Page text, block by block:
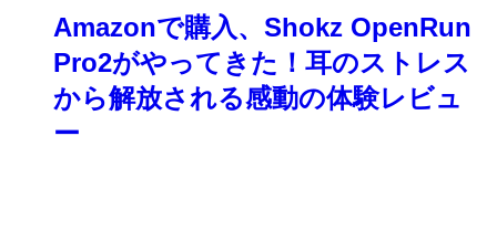
Amazonで購入、Shokz OpenRun
Pro2がやってきた！耳のストレス
から解放される感動の体験レビュ
ー